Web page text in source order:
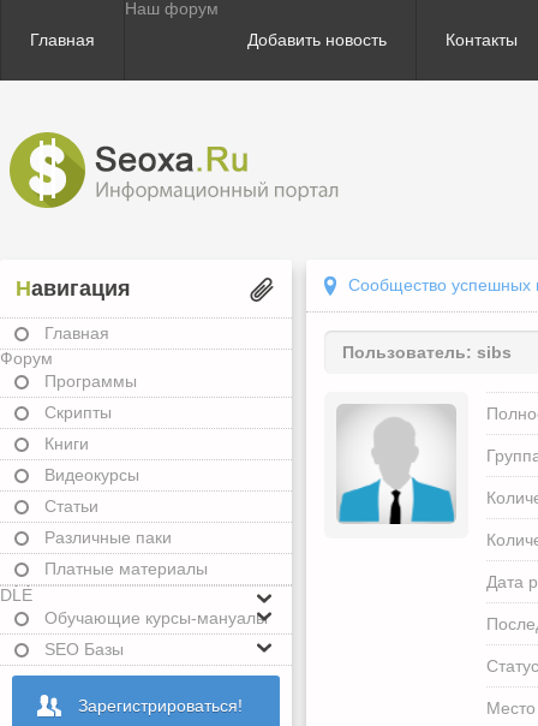
Главная
Наш форум
Добавить новость
Контакты
Навигация
Главная
Форум
Программы
Скрипты
Книги
Видеокурсы
Статьи
Различные паки
Платные материалы
DLE
Обучающие курсы-мануалы
SEO Базы
Зарегистрироваться!
Сообщество успешных
Пользователь: sibs
Дата
Место